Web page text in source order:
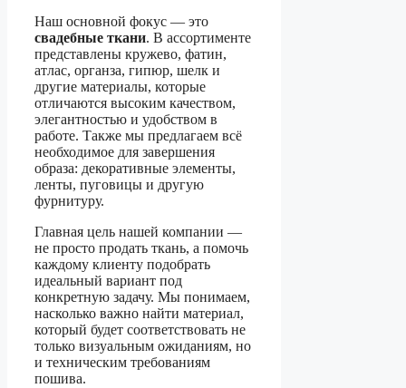
Наш основной фокус — это
свадебные ткани. В ассортименте
представлены кружево, фатин,
атлас, органза, гипюр, шелк и
другие материалы, которые
отличаются высоким качеством,
элегантностью и удобством в
работе. Также мы предлагаем всё
необходимое для завершения
образа: декоративные элементы,
ленты, пуговицы и другую
фурнитуру.
Главная цель нашей компании —
не просто продать ткань, а помочь
каждому клиенту подобрать
идеальный вариант под
конкретную задачу. Мы понимаем,
насколько важно найти материал,
который будет соответствовать не
только визуальным ожиданиям, но
и техническим требованиям
пошива.